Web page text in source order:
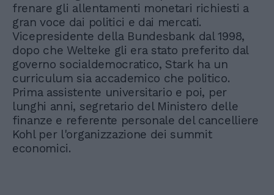
frenare gli allentamenti monetari richiesti a
gran voce dai politici e dai mercati.
Vicepresidente della Bundesbank dal 1998,
dopo che Welteke gli era stato preferito dal
governo socialdemocratico, Stark ha un
curriculum sia accademico che politico.
Prima assistente universitario e poi, per
lunghi anni, segretario del Ministero delle
finanze e referente personale del cancelliere
Kohl per l'organizzazione dei summit
economici.